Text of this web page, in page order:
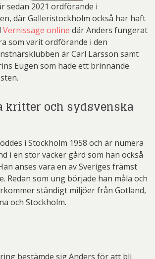
sedan 2021 ordförande i
där Galleristockholm också har haft
Vernissage online där Anders fungerat
som varit ordförande i den
är Carl Larsson samt
Eugen som hade ett brinnande
kritter och sydsvenska
i Stockholm 1958 och är numera
i en stor vacker gård som han också
anses vara en av Sveriges främst
Redan som ung började han måla och
ständigt miljöer från Gotland,
och Stockholm.
bestämde sig Anders för att bli